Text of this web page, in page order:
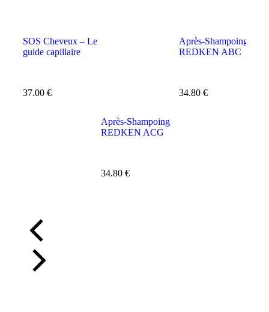
SOS Cheveux – Le
guide capillaire
37.00 €
Après-Shampoing
REDKEN ACG
34.80 €
Après-Shampoing
REDKEN ABC
34.80 €